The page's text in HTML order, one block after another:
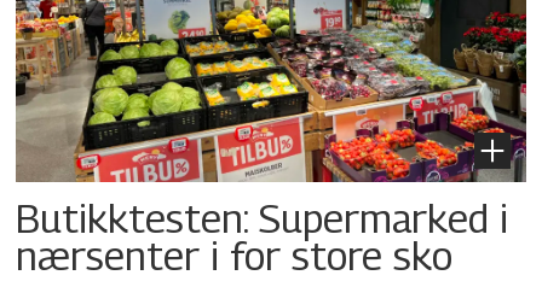
Butikktesten: Supermarked i
nærsenter i for store sko